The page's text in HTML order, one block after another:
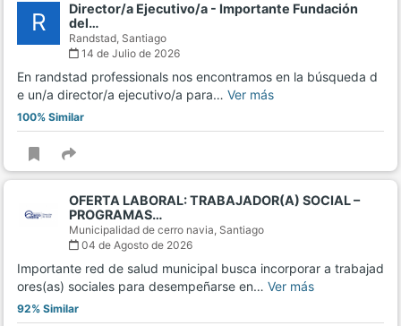
R
Director/a Ejecutivo/a - Importante Fundación
del…
Randstad, Santiago
14 de Julio de 2026
En randstad professionals nos encontramos en la búsqueda d
e un/a director/a ejecutivo/a para… Ver más
100% Similar
OFERTA LABORAL: TRABAJADOR(A) SOCIAL –
PROGRAMAS…
Municipalidad de cerro navia, Santiago
04 de Agosto de 2026
Importante red de salud municipal busca incorporar a trabajad
ores(as) sociales para desempeñarse en… Ver más
92% Similar